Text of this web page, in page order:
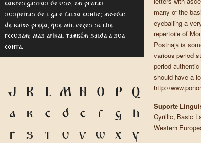
cobres gastos de uso, em pratas
suspeitas de liga e falso cunho; moedas
de baixo preço, que mil vezes se lhe
recusam; mas afinal também salda a sua
conta.
J K L M N O P
Q
a b c d e f g
h
r s t u v w x
y
many of the
eyeballing a
repertoire of
Postnaja is
various period
period-
should have a
http://
Suporte
Cyrillic, Basic
Western